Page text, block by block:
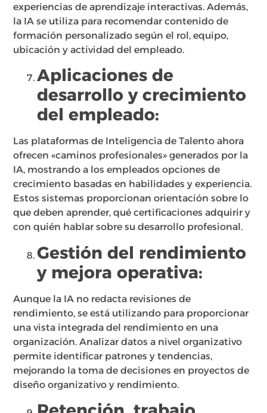
experiencias de aprendizaje interactivas. Además,
la IA se utiliza para recomendar contenido de
formación personalizado según el rol, equipo,
ubicación y actividad del empleado.
Aplicaciones de
desarrollo y crecimiento
del empleado:
Las plataformas de Inteligencia de Talento ahora
ofrecen «caminos profesionales» generados por la
IA, mostrando a los empleados opciones de
crecimiento basadas en habilidades y experiencia.
Estos sistemas proporcionan orientación sobre lo
que deben aprender, qué certificaciones adquirir y
con quién hablar sobre su desarrollo profesional.
Gestión del rendimiento
y mejora operativa:
Aunque la IA no redacta revisiones de
rendimiento, se está utilizando para proporcionar
una vista integrada del rendimiento en una
organización. Analizar datos a nivel organizativo
permite identificar patrones y tendencias,
mejorando la toma de decisiones en proyectos de
diseño organizativo y rendimiento.